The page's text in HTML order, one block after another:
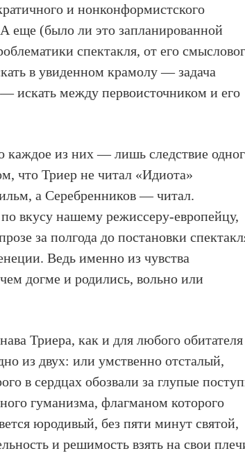
и нонконформистского
еще (было ли это запланированной
спектакля, от его
в увиденном крамолу — задача
искать между первоисточником и его
из них — лишь следствие
что Триер не читал «Идиота»
а Серебренников — читал.
вкусу нашему режиссеру-европейцу,
за полгода до постановки
Ведь именно из чувства
догме и родились, вольно или
Триера, как и для любого обитателя
из двух: или умственно отсталый,
в сердцах обозвали за глупые
гуманизма, флагманом которого
юродивый, без пяти минут святой,
и решимость взять на свои